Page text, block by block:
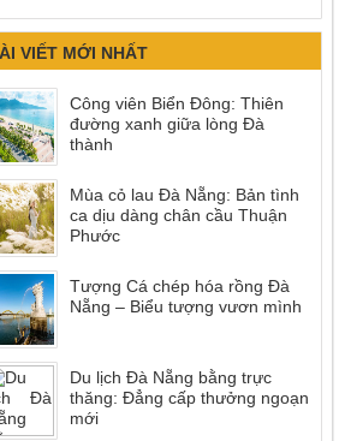
VIẾT MỚI NHẤT
Công viên Biển Đông: Thiên
đường xanh giữa lòng Đà
thành
Mùa cỏ lau Đà Nẵng: Bản tình
ca dịu dàng chân cầu Thuận
Phước
Tượng Cá chép hóa rồng Đà
Nẵng – Biểu tượng vươn mình
Du lịch Đà Nẵng bằng trực
thăng: Đẳng cấp thưởng ngoạn
mới